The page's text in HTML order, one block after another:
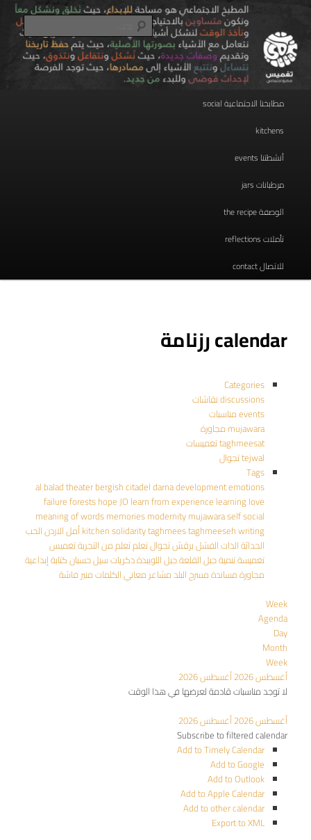
المحتوى
الأساسيtaghmees تغميس
مطبخ اجتماعي
بحث
مطابخنا الاجتماعية social
kitchens
أنشطتنا events
مرطبانات jars
الوصفة the recipe
تأملات reflections
للاتصال contact
calendar رزنامة
Categories
discussions نقاشات
events مناسبات
mujawara مجاورة
taghmeesat تغميسات
tejwal تجوال
Tags
al balad theaterbergishcitadeldarnadevelopmentemotions
failureforestshopeJO learn from experience learninglove
meaning of wordsmemoriesmodernitymujawaraselfsocial
kitchensolidaritytaghmeestaghmeesehwriting أملالاردنالحب
الحداثةالذاتالفشلبرقشتجوالتعلمتعلم من التجربةتغميس
تغميسةتنميةجبل القلعةجبل اللويبدةذكرياتسيل حسبانكتابة إبداعية
مجاورةمساندةمسرح البلدمشاعر معاني الكلماتمنير فاشة
Week
Agenda
Day
Month
Week
أغسطس 2026
أغسطس 2026
لا توجد مناسبات قادمة لعرضها في هذا الوقت
أغسطس 2026
أغسطس 2026
Subscribe to filtered calendar
Add to Timely Calendar
Add to Google
Add to Outlook
Add to Apple Calendar
Add to other calendar
Export to XML